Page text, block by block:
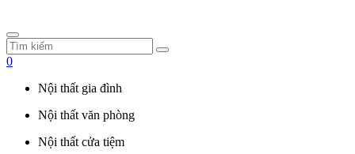
0
Nội thất gia đình
Nội thất văn phòng
Nội thất cửa tiệm